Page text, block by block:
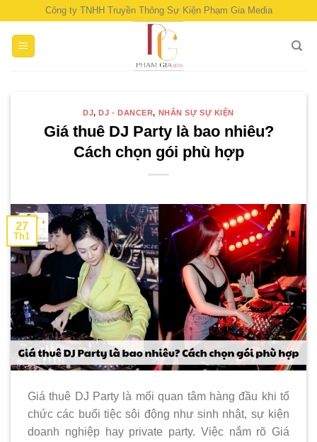
content
Công ty TNHH Truyền Thông Sự Kiện Phạm Gia Media
DJ,DJ - DANCER, NHÂN SỰ SỰ KIỆN
Giá thuê DJ Party là bao nhiêu?
Cách chọn gói phù hợp
27
Th1
Giá thuê DJ Party là mối quan tâm hàng đầu khi tổ
chức các buổi tiệc sôi động như sinh nhật, sự kiện
doanh nghiệp hay private party. Việc nắm rõ Giá